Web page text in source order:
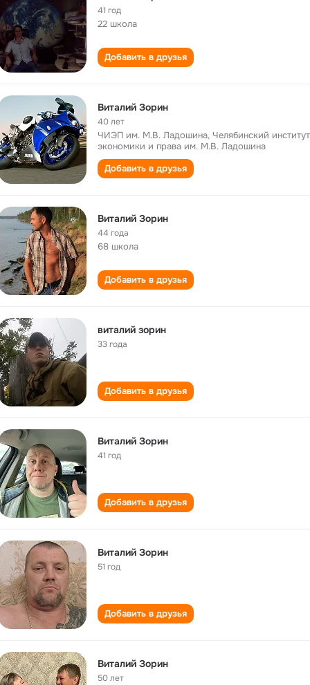
41 год
22 школа
Добавить в друзья
Виталий Зорин
40 лет
ЧИЭП им. М.В. Ладошина, Челябинский институт
экономики и права им. М.В. Ладошина
Добавить в друзья
Виталий Зорин
44 года
68 школа
Добавить в друзья
виталий зорин
33 года
Добавить в друзья
Виталий Зорин
41 год
Добавить в друзья
Виталий Зорин
51 год
Добавить в друзья
Виталий Зорин
50 лет